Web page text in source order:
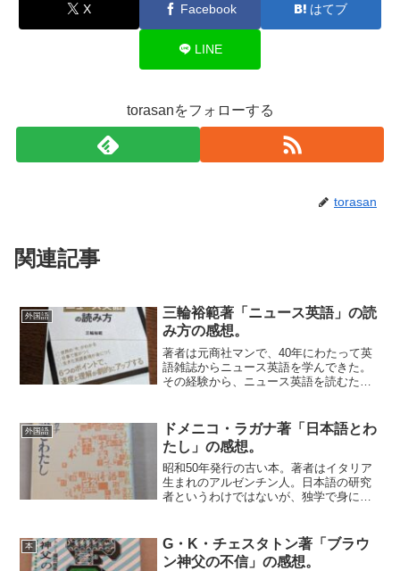
X Facebook はてブ
LINE
torasanをフォローする
torasan
関連記事
外国語
三輪裕範著「ニュース英語」の読
み方の感想。
著者は元商社マンで、40年にわたって英
語雑誌からニュース英語を学んできた。
その経験から、ニュース英語を読むため
ポイントをあげている。しかしそれを万
能のルールとしてとりあ...
外国語
ドメニコ・ラガナ著「日本語とわ
たし」の感想。
昭和50年発行の古い本。著者はイタリア
生まれのアルゼンチン人。日本語の研究
者というわけではないが、独学で身につ
で驚いてしまう。これは翻訳本ではな
く、著者自身によって書か...
本
G・K・チェスタトン著「ブラウ
ン神父の不信」の感想。